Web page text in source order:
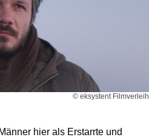
© eksystent Filmverleih
hier als Erstarrte und